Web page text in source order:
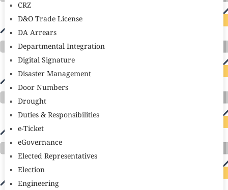
CRZ
D&O Trade License
DA Arrears
Departmental Integration
Digital Signature
Disaster Management
Door Numbers
Drought
Duties & Responsibilities
e-Ticket
eGovernance
Elected Representatives
Election
Engineering